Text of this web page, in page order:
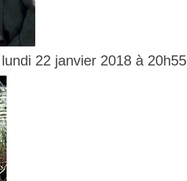
22 janvier 2018 à 20h55